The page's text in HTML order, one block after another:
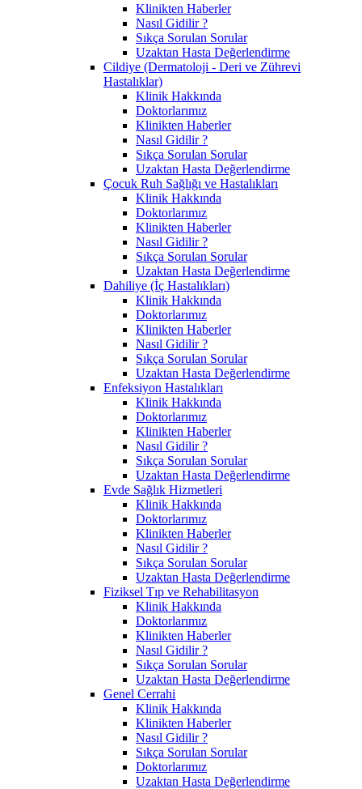
Klinikten Haberler
Nasıl Gidilir ?
Sıkça Sorulan Sorular
Uzaktan Hasta Değerlendirme
Cildiye (Dermatoloji - Deri ve Zührevi
Hastalıklar)
Klinik Hakkında
Doktorlarımız
Klinikten Haberler
Nasıl Gidilir ?
Sıkça Sorulan Sorular
Uzaktan Hasta Değerlendirme
Çocuk Ruh Sağlığı ve Hastalıkları
Klinik Hakkında
Doktorlarımız
Klinikten Haberler
Nasıl Gidilir ?
Sıkça Sorulan Sorular
Uzaktan Hasta Değerlendirme
Dahiliye (İç Hastalıkları)
Klinik Hakkında
Doktorlarımız
Klinikten Haberler
Nasıl Gidilir ?
Sıkça Sorulan Sorular
Uzaktan Hasta Değerlendirme
Enfeksiyon Hastalıkları
Klinik Hakkında
Doktorlarımız
Klinikten Haberler
Nasıl Gidilir ?
Sıkça Sorulan Sorular
Uzaktan Hasta Değerlendirme
Evde Sağlık Hizmetleri
Klinik Hakkında
Doktorlarımız
Klinikten Haberler
Nasıl Gidilir ?
Sıkça Sorulan Sorular
Uzaktan Hasta Değerlendirme
Fiziksel Tıp ve Rehabilitasyon
Klinik Hakkında
Doktorlarımız
Klinikten Haberler
Nasıl Gidilir ?
Sıkça Sorulan Sorular
Uzaktan Hasta Değerlendirme
Genel Cerrahi
Klinik Hakkında
Klinikten Haberler
Nasıl Gidilir ?
Sıkça Sorulan Sorular
Doktorlarımız
Uzaktan Hasta Değerlendirme